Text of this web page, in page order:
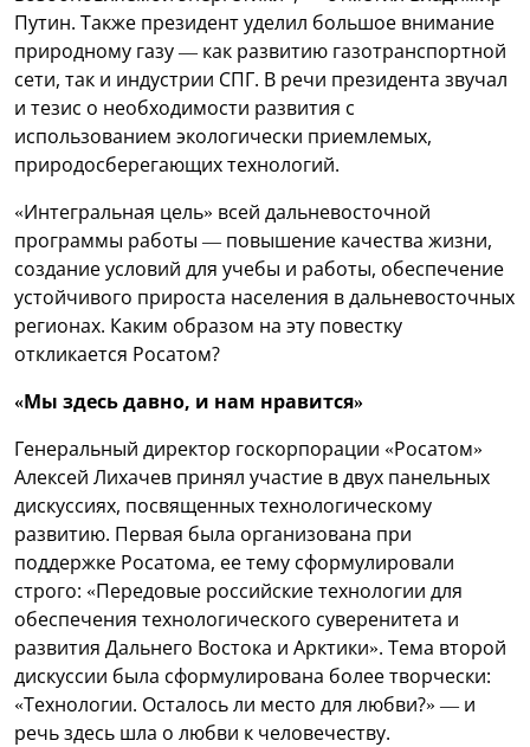
Путин. Также президент уделил большое внимание
природному газу — как развитию газотранспортной
сети, так и индустрии СПГ. В речи президента звучал
и тезис о необходимости развития с
использованием экологически приемлемых,
природосберегающих технологий.
«Интегральная цель» всей дальневосточной
программы работы — повышение качества жизни,
создание условий для учебы и работы, обеспечение
устойчивого прироста населения в дальневосточных
регионах. Каким образом на эту повестку
откликается Росатом?
«Мы здесь давно, и нам нравится»
Генеральный директор госкорпорации «Росатом»
Алексей Лихачев принял участие в двух панельных
дискуссиях, посвященных технологическому
развитию. Первая была организована при
поддержке Росатома, ее тему сформулировали
строго: «Передовые российские технологии для
обеспечения технологического суверенитета и
развития Дальнего Востока и Арктики». Тема второй
дискуссии была сформулирована более творчески:
«Технологии. Осталось ли место для любви?» — и
речь здесь шла о любви к человечеству.